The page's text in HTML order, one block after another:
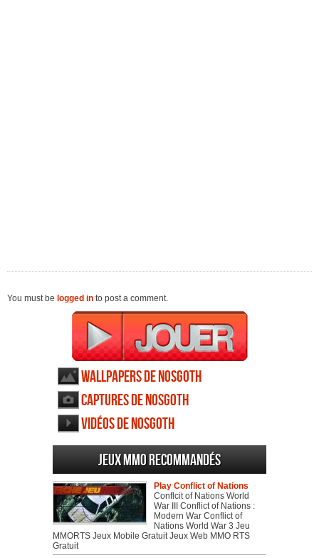
You must be logged in to post a comment.
Wallpapers de Nosgoth
Captures de Nosgoth
Vidéos de Nosgoth
Jeux MMO recommandés
Play Conflict of Nations
Conflcit of Nations World
War III Conflict of Nations :
Modern War Conflict of
Nations World War 3 Jeu
MMORTS Jeux Mobile Gratuit Jeux Web MMO RTS
Gratuit